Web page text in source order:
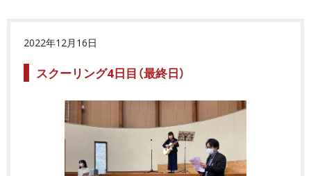
2022年12月16日
スクーリング4日目（最終日）